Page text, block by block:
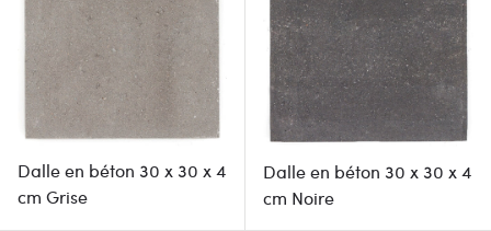
Dalle en béton 30 x 30 x 4
cm Grise
Dalle en béton 30 x 30 x 4
cm Noire